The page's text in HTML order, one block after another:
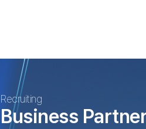
Recruiting
Business